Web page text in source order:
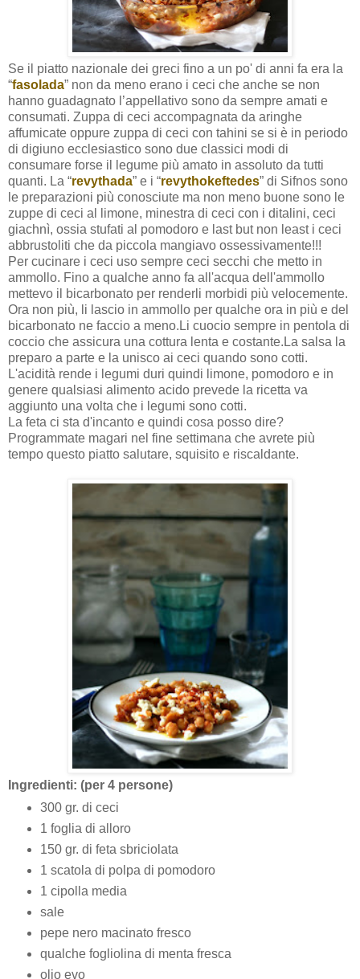
Se il piatto nazionale dei greci fino a un po' di anni fa era la
“fasolada” non da meno erano i ceci che anche se non
hanno guadagnato l’appellativo sono da sempre amati e
consumati. Zuppa di ceci accompagnata da aringhe
affumicate oppure zuppa di ceci con tahini se si è in periodo
di digiuno ecclesiastico sono due classici modi di
consumare forse il legume più amato in assoluto da tutti
quanti. La “revythada” e i “revythokeftedes” di Sifnos sono
le preparazioni più conosciute ma non meno buone sono le
zuppe di ceci al limone, minestra di ceci con i ditalini, ceci
giachnì, ossia stufati al pomodoro e last but non least i ceci
abbrustoliti che da piccola mangiavo ossessivamente!!!
Per cucinare i ceci uso sempre ceci secchi che metto in
ammollo. Fino a qualche anno fa all'acqua dell'ammollo
mettevo il bicarbonato per renderli morbidi più velocemente.
Ora non più, li lascio in ammollo per qualche ora in più e del
bicarbonato ne faccio a meno. Li cuocio sempre in pentola di
coccio che assicura una cottura lenta e costante. La salsa la
preparo a parte e la unisco ai ceci quando sono cotti.
L'acidità rende i legumi duri quindi limone, pomodoro e in
genere qualsiasi alimento acido prevede la ricetta va
aggiunto una volta che i legumi sono cotti.
La feta ci sta d'incanto e quindi cosa posso dire?
Programmate magari nel fine settimana che avrete più
tempo questo piatto salutare, squisito e riscaldante.
Ingredienti: (per 4 persone)
300 gr. di ceci
1 foglia di alloro
150 gr. di feta sbriciolata
1 scatola di polpa di pomodoro
1 cipolla media
sale
pepe nero macinato fresco
qualche fogliolina di menta fresca
olio evo